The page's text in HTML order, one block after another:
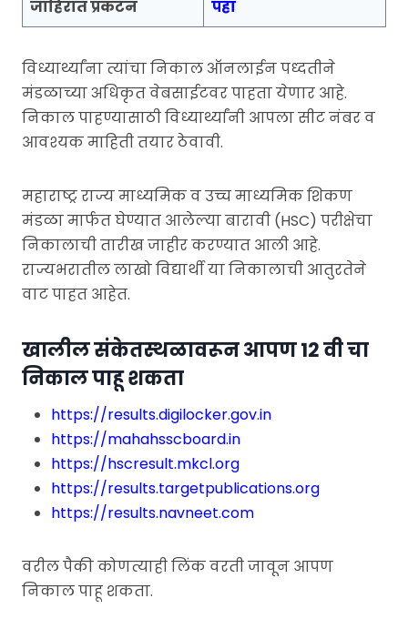
जाहिरात प्रकटन
पहा
विध्यार्थ्यांना त्यांचा निकाल ऑनलाईन पध्दतीने
मंडळाच्या अधिकृत वेबसाईटवर पाहता येणार आहे.
निकाल पाहण्यासाठी विध्यार्थ्यांनी आपला सीट नंबर व
आवश्यक माहिती तयार ठेवावी.
महाराष्ट्र राज्य माध्यमिक व उच्च माध्यमिक शिकण
मंडळा मार्फत घेण्यात आलेल्या बारावी (HSC) परीक्षेचा
निकालाची तारीख जाहीर करण्यात आली आहे.
राज्यभरातील लाखो विद्यार्थी या निकालाची आतुरतेने
वाट पाहत आहेत.
खालील संकेतस्थळावरून आपण 12 वी चा
निकाल पाहू शकता
https://results.digilocker.gov.in
https://mahahsscboard.in
https://hscresult.mkcl.org
https://results.targetpublications.org
https://results.navneet.com
वरील पैकी कोणत्याही लिंक वरती जावून आपण
निकाल पाहू शकता.